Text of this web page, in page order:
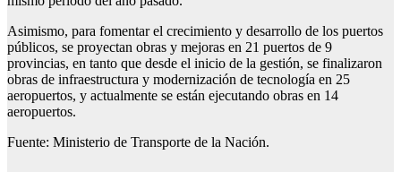
Asimismo, para fomentar el crecimiento y desarrollo de los puertos
públicos, se proyectan obras y mejoras en 21 puertos de 9
provincias, en tanto que desde el inicio de la gestión, se finalizaron
obras de infraestructura y modernización de tecnología en 25
aeropuertos, y actualmente se están ejecutando obras en 14
aeropuertos.
Fuente: Ministerio de Transporte de la Nación.